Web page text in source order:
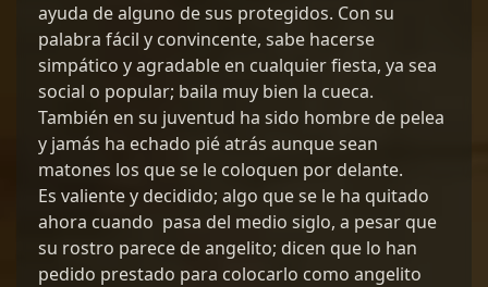
ayuda de alguno de sus protegidos. Con su
palabra fácil y convincente, sabe hacerse
simpático y agradable en cualquier fiesta, ya sea
social o popular; baila muy bien la cueca.
También en su juventud ha sido hombre de pelea
y jamás ha echado pié atrás aunque sean
matones los que se le coloquen por delante.
Es valiente y decidido; algo que se le ha quitado
ahora cuando pasa del medio siglo, a pesar que
su rostro parece de angelito; dicen que lo han
pedido prestado para colocarlo como angelito